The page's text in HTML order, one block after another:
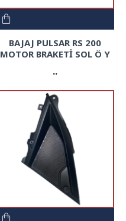
BAJAJ PULSAR RS 200
MOTOR BRAKETİ SOL Ö Y
..